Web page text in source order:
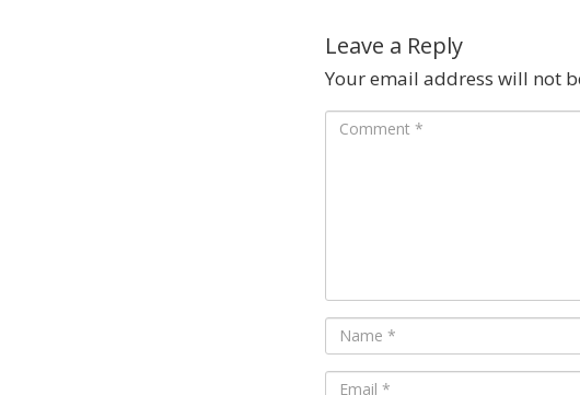
Leave a Reply
Your email address will not